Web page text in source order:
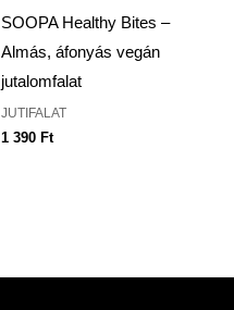
SOOPA Healthy Bites –
Almás, áfonyás vegán
jutalomfalat
JUTIFALAT
1 390 Ft